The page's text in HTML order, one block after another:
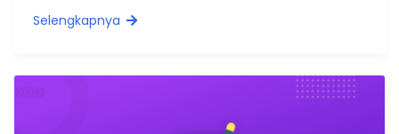
Selengkapnya